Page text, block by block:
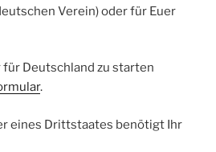
Verein) oder für Euer
für Deutschland zu starten
.
eines Drittstaates benötigt Ihr